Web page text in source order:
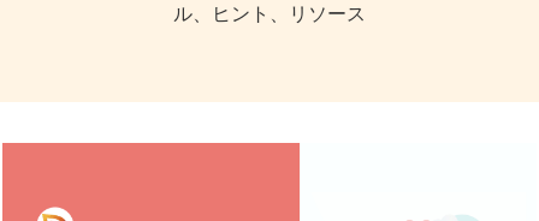
ル、ヒント、リソース